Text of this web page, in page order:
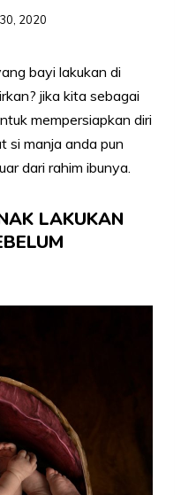
2020
bayi lakukan di
jika kita sebagai
mempersiapkan diri
si manja anda pun
dari rahim ibunya.
LAKUKAN